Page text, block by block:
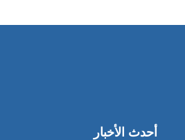
أحدث الأخبار